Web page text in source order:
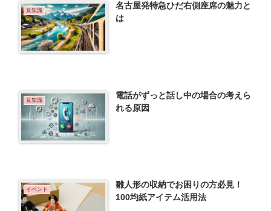
豆知識
名古屋発特急ひだ右側座席の魅力と
は
豆知識
電話がずっと話し中の場合の考えら
れる原因
イベント
雛人形の収納でお困りの方必見！
100均紙アイテム活用法